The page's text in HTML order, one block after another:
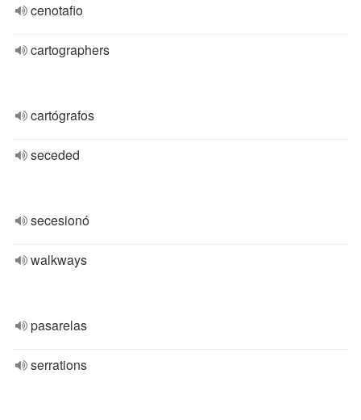
cenotafio
cartographers
cartógrafos
seceded
secesionó
walkways
pasarelas
serrations